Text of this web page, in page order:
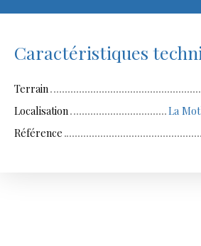
Caractéristiques
Terrain
Localisation
La
Référence